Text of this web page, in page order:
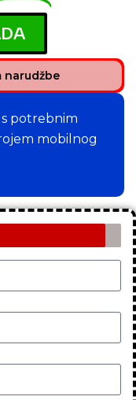
narudžbe
potrebnim
mobilnog